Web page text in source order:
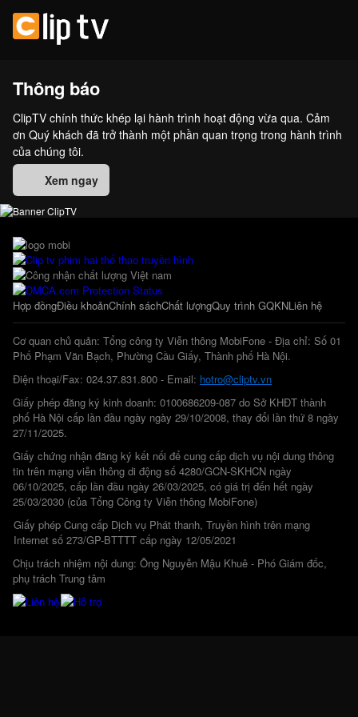
Thông báo
ClipTV chính thức khép lại hành trình hoạt động vừa qua. Cảm
ơn Quý khách đã trở thành một phần quan trọng trong hành trình
của chúng tôi.
Xem ngay
Hợp đồngĐiều khoảnChính sáchChất lượngQuy trình GQKNLiên hệ
Cơ quan chủ quản: Tổng công ty Viễn thông MobiFone - Địa chỉ: Số 01
Phố Phạm Văn Bạch, Phường Cầu Giấy, Thành phố Hà Nội.
Điện thoại/Fax: 024.37.831.800 - Email: hotro@cliptv.vn
Giấy phép đăng ký kinh doanh: 0100686209-087 do Sở KHĐT thành
phố Hà Nội cấp lần đầu ngày ngày 29/10/2008, thay đổi lần thứ 8 ngày
27/11/2025.
Giấy chứng nhận đăng ký kết nối để cung cấp dịch vụ nội dung thông
tin trên mạng viễn thông di động số 4280/GCN-SKHCN ngày
06/10/2025, cấp lần đầu ngày 26/03/2025, có giá trị đến hết ngày
25/03/2030 (của Tổng Công ty Viễn thông MobiFone)
Giấy phép Cung cấp Dịch vụ Phát thanh, Truyền hình trên mạng
Internet số 273/GP-BTTTT cấp ngày 12/05/2021
Chịu trách nhiệm nội dung: Ông Nguyễn Mậu Khuê - Phó Giám đốc,
phụ trách Trung tâm